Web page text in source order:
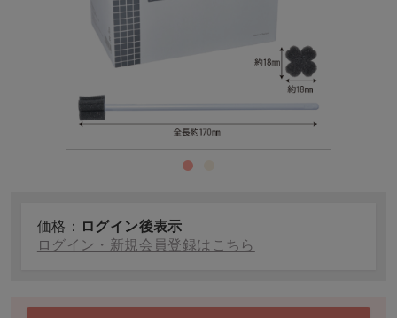
価格： ログイン後表示
ログイン・新規会員登録はこちら